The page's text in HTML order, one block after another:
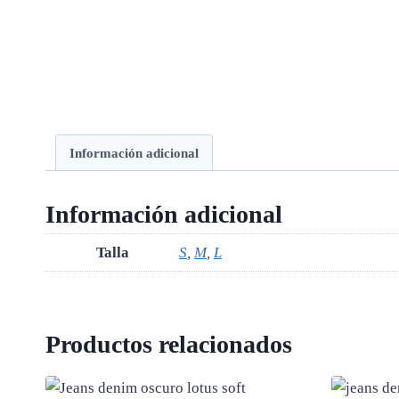
Información adicional
Información adicional
Talla S M, L
Productos relacionados